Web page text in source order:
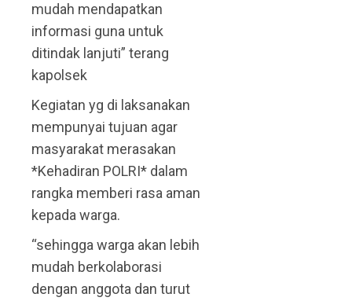
mudah mendapatkan
informasi guna untuk
ditindak lanjuti” terang
kapolsek
Kegiatan yg di laksanakan
mempunyai tujuan agar
masyarakat merasakan
*Kehadiran POLRI* dalam
rangka memberi rasa aman
kepada warga.
“sehingga warga akan lebih
mudah berkolaborasi
dengan anggota dan turut